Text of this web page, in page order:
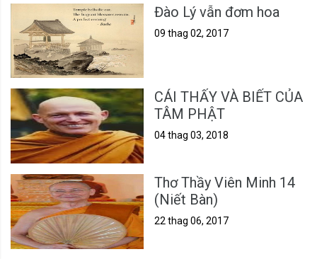
Đào Lý vẫn đơm hoa
09 thag 02, 2017
CÁI THẤY VÀ BIẾT CỦA
TÂM PHẬT
04 thag 03, 2018
Thơ Thầy Viên Minh 14
(Niết Bàn)
22 thag 06, 2017